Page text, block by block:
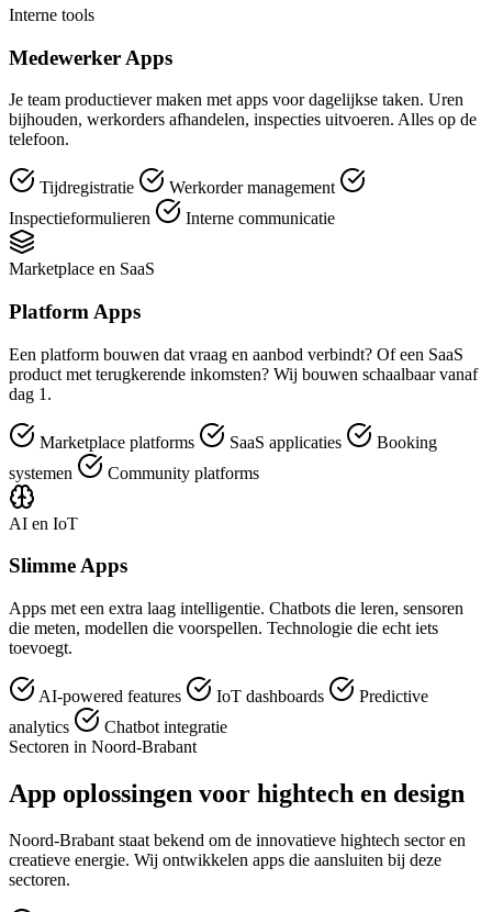
Interne tools
Medewerker Apps
Je team productiever maken met apps voor dagelijkse taken. Uren
bijhouden, werkorders afhandelen, inspecties uitvoeren. Alles op de
telefoon.
Tijdregistratie
Werkorder management
Inspectieformulieren
Interne communicatie
Marketplace en SaaS
Platform Apps
Een platform bouwen dat vraag en aanbod verbindt? Of een SaaS
product met terugkerende inkomsten? Wij bouwen schaalbaar vanaf
dag 1.
Marketplace platforms SaaS applicaties
Booking
systemen
Community platforms
AI en IoT
Slimme Apps
Apps met een extra laag intelligentie. Chatbots die leren, sensoren
die meten, modellen die voorspellen. Technologie die echt iets
toevoegt.
AI-powered features IoT dashboards
Predictive
analytics
Chatbot integratie
Sectoren in Noord-Brabant
App oplossingen voor hightech en design
Noord-Brabant staat bekend om de innovatieve hightech sector en
creatieve energie. Wij ontwikkelen apps die aansluiten bij deze
sectoren.